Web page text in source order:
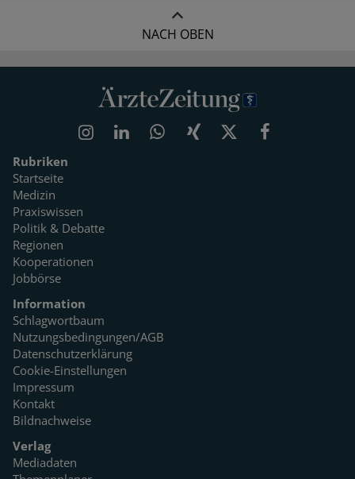
NACH OBEN
Rubriken
Startseite
Medizin
Praxiswissen
Politik & Debatte
Regionen
Kooperationen
Jobbörse
Information
Schlagwortbaum
Nutzungsbedingungen/AGB
Datenschutzerklärung
Cookie-Einstellungen
Impressum
Kontakt
Bildnachweise
Verlag
Mediadaten